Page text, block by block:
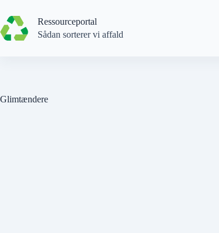
indhold
Ressourceportal
Sådan sorterer vi affald
Glimtændere